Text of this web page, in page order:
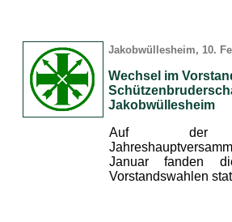
Jakobwüllesheim, 10.
Wechsel im
Jakobwüllesheim
Auf der
Januar fanden
Vorstandswahlen